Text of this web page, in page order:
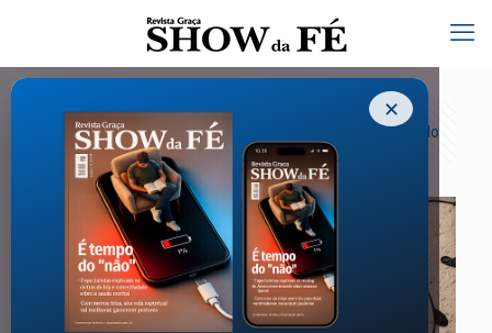
✕
Categorias Tags Exibir tudo